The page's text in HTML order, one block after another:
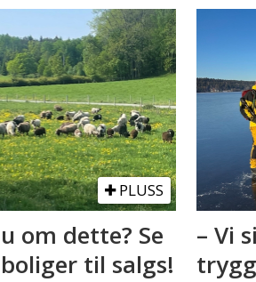
PLUSS
om dette? Se
til salgs!
– Vi